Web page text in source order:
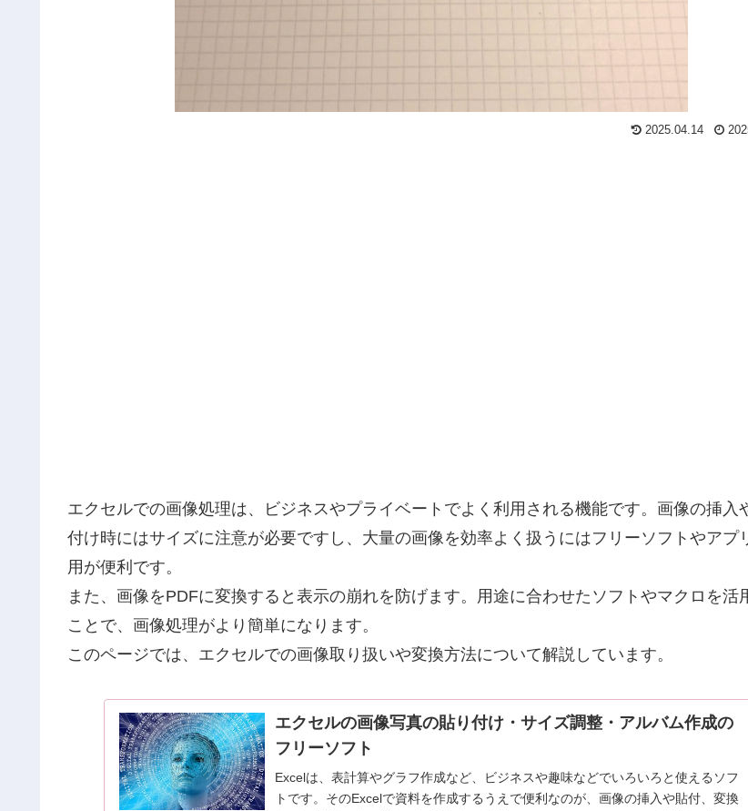
2025.04.14
エクセルでの画像処理は、ビジネスやプライベートでよく利用される機能です。画像の挿入
付け時にはサイズに注意が必要ですし、大量の画像を効率よく扱うにはフリーソフトやアプ
用が便利です。
また、画像をPDFに変換すると表示の崩れを防げます。用途に合わせたソフトやマクロを活
ことで、画像処理がより簡単になります。
このページでは、エクセルでの画像取り扱いや変換方法について解説しています。
エクセルの画像写真の貼り付け・サイズ調整・アルバム作成の
フリーソフト
Excelは、表計算やグラフ作成など、ビジネスや趣味などでいろいろと使えるソフ
トです。そのExcelで資料を作成するうえで便利なのが、画像の挿入や貼付、変換